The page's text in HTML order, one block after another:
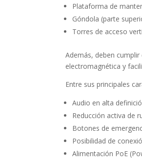
Plataforma de
Góndola (parte
Torres de acceso
Además, deben
electromagnética y
Entre sus principales
Audio en alta
Reducción activa de
Botones de
Posibilidad de
Alimentación PoE